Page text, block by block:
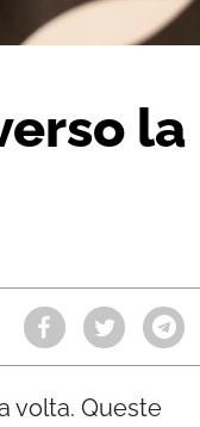
la
volta. Queste